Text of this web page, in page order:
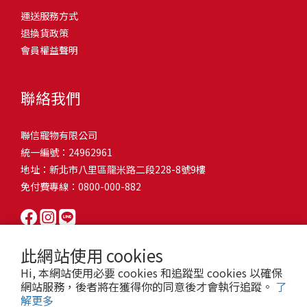
此網站使用 cookies
Hi, 本網站使用必要 cookies 和追蹤型 cookies 以確保
網站服務，後者將在獲得你的同意後才會執行追蹤。 了
解更多
和獨立能力。 幼犬訓練常見問題Q1: 幾個月大的幼犬最適合開始訓
練？A: 訓練可從幼犬到家首日開始（約8-10週大）。3-16週是社會
化黃金期，每次訓練控制在5-10分鐘內。Q2: 幼犬如廁訓練需要多久
屬啃咬玩具作替代品，發現不當啃咬時堅定說「不」，並引導至適
尿尿？A: 建立固定如廁時間表，成功時立即獎勵。限制活動範圍並
密切監督。意外發生時不責罵，使用專用除臭劑徹底清理。Q5: 幼犬
一直吠叫怎麼辦？A: 找出原因（尋求注意力、警戒、焦慮）。訓練
「安靜」指令，停止吠叫時獎勵。避免對吠叫作出反應，確保充分
向獎勵比懲罰更有效且健康。懲罰可能導致恐懼或攻擊行為，破壞
狗狗怎麼辦？A: 循序漸進社交化，從友善成犬開始。不強迫互動，
正面經驗後給予獎勵。考慮參加專業幼犬社交課程。Q8: 幼犬分離焦
慮要如何處理？A: 練習短暫分離，逐漸延長。離開和返家時保持低
調。提供能分散注意力的玩具，建立可預測的離家儀式。每隻幼犬
熱，水分流失快，腸道可能變得敏感，導致糞便變軟或拉稀。如果
換季時沒有適當調整環境，貓咪的腸胃就可能跟著「鬧脾氣」。冬
天注意保暖，提供暖墊、厚毯，避免冷風直吹。夏天補充水分，可
像是開冷氣又突然關掉，容易讓貓咪腸胃受影響。重點提醒：換季
時，記得關心貓咪的腸胃狀況，適當調整環境，幫助毛孩適應！ 貓
有血絲、異味特別重，那就要小心可能是 寄生蟲感染（如蛔蟲、鈎
蟲、球蟲）或腸胃炎、腸道疾病。這類情況會影響營養吸收，長期
下來甚至可能造成貓咪消瘦、免疫力下降。定期驅蟲（幼貓建議每
月一次，成貓每 3~6 個月一次）。觀察貓咪精神狀態，如果還伴隨
嘔吐、食慾下降，務必儘早就醫。重點提醒：如果貓咪拉肚子超過 2
天，或糞便異常，應立即帶去獸醫院檢查！ 貓咪拉肚子原因5. 情緒
壓力影響腸胃壓力不只影響人類，也會影響貓咪的腸胃！過度緊
張、焦慮、驚嚇（如煙火聲、大聲喧嘩），都可能讓貓咪拉肚子。
尤其是個性敏感的貓咪，對變化的適應力比較低，壓力一大，腸胃
就先「罷工」。減少壓力來源，盡量讓貓咪的作息固定。給貓咪陪
活中輕鬆改善看到滿屋子的貓毛是不是很抓狂？別擔心！其實只要
透過一些簡單的日常照護方式，就能有效減少貓咪掉毛情況。從梳
毛、洗澡到增加互動和營養調整，這些小撇步不僅能幫助貓咪維持
行動吧！ 預防貓掉毛方法1：勤勞梳毛養貓必備神器就是各種梳子
啦！勤勞梳毛是最直接有效的掉毛控制方法。定期梳理可以幫貓咪
髮打結和皮膚問題。建議週期：短毛貓每週梳1-2次，長毛貓則建議
2-3天梳一次。挑選合適的梳具也很重要，可以準備橡膠刷、鬃毛刷
或專用脫毛梳，依照毛質選擇。記得將梳毛變成愉快的日常儀式，
不僅能增加你們的互動時間，也讓貓咪享受被梳理的舒適感！預防
貓掉毛方法2：定期洗澡「貓咪會自己清潔，不需要洗澡」這個想法
其實不完全正確哦！適當的洗澡能幫助貓咪清除死毛和皮屑，減少
澡頻率不宜過高，一般室內貓咪1-3個月洗一次就足夠，過度洗澡反
而會造成皮膚乾燥。選擇專為貓咪設計的溫和洗毛精，洗後一定要
完全吹乾，避免濕毛造成皮膚問題。如果貓咪特別害怕洗澡，可以
的紙箱。建議一開始可以購買單價較低的入門款，觀察一下貓咪的
使用狀況，再考慮購買「豪宅」！ 項目費用用品貓碗$300貓窩
$500貓跳台$1,500貓砂盆$500貓抓板$300外出籠$1,000一次性養貓
咪是非常需要安全感的動物，可以準備一個專屬他的「寶座」，當
花費3：貓跳台貓咪雖然不需要外出進行放電，但在家中還是需要擺
放高度適合的貓跳台提供貓咪玩耍，貓跳台與貓窩相同，能給予貓
咪對於環境的安全感。一次性養貓用品相關花費4：貓砂盆貓咪排泄
用品，可選擇合適貓咪體型大小，不宜過小。一次性養貓用品相關
想，需要準備一個能夠讓牠們放肆磨爪的貓抓板。一次性養貓用品
時，外出籠就非常重要，平常也可以適度讓貓咪適應外出籠，避免
緊急情況時，貓咪過度抗拒。總結來說貓咪在健康及用品的一次性
費用大約落在 $ 7900~ $ 11600不等。雖說金額看起來不少，但以上
運送服務方式
退換貨政策
會員權益聲明
聯絡我們
聯信寵物有限公司
統一編號：24962961
地址：新北市八里區龍米路二段228-8號9樓
免付費專線：0800-000-882